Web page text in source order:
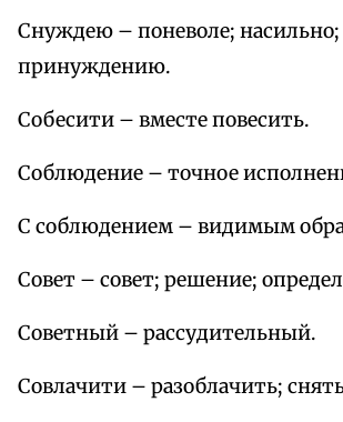
Снуждею – поневоле; насильно;
принуждению.
Собесити – вместе повесить.
Соблюдение – точное
С соблюдением – видимым
Совет – совет; решение;
Советный – рассудительный.
Совлачити – разоблачить;